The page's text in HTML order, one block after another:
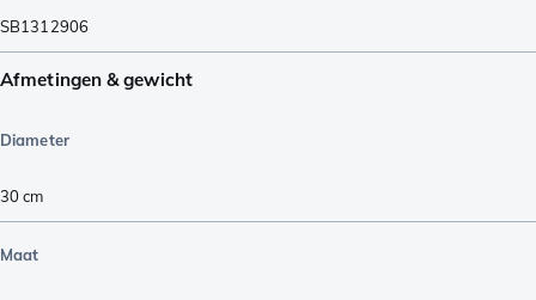
SB1312906
Afmetingen & gewicht
Diameter
30 cm
Maat